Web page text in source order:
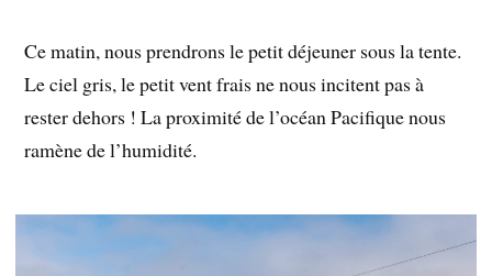
Ce matin, nous prendrons le petit déjeuner sous la tente.
Le ciel gris, le petit vent frais ne nous incitent pas à
rester dehors ! La proximité de l’océan Pacifique nous
ramène de l’humidité.